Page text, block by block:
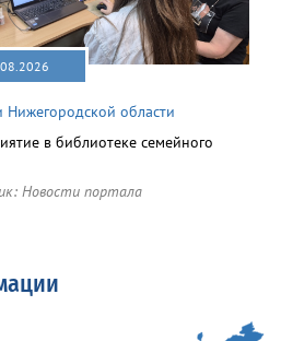
Нижегородской области
в библиотеке семейного
Новости портала